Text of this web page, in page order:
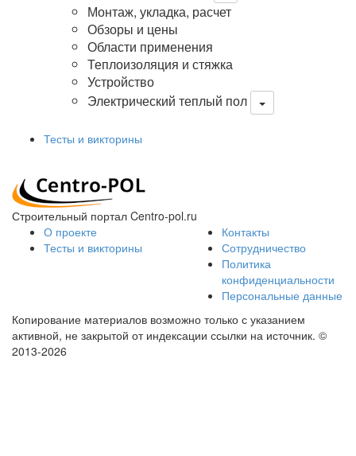
Монтаж, укладка, расчет
Обзоры и цены
Области применения
Теплоизоляция и стяжка
Устройство
Электрический теплый пол
Тесты и викторины
Строительный портал Centro-pol.ru
О проекте
Тесты и викторины
Контакты
Сотрудничество
Политика
конфиденциальности
Персональные данные
Копирование материалов возможно только с указанием
активной, не закрытой от индексации ссылки на источник. ©
2013-2026